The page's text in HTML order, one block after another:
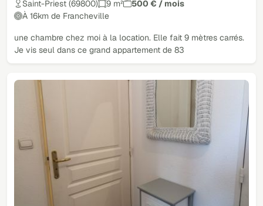
Saint-Priest (69800) 9 m²
500 € / mois
À 16km de Francheville
une chambre chez moi à la location. Elle fait 9 mètres carrés.
Je vis seul dans ce grand appartement de 83